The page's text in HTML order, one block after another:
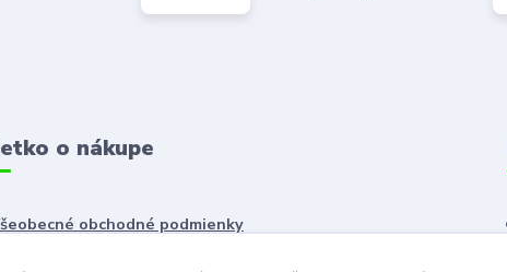
o nákupe
obchodné podmienky